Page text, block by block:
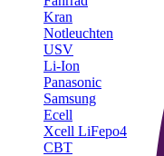
Kran
Notleuchten
USV
Li-Ion
Panasonic
Samsung
Ecell
Xcell LiFepo4
CBT